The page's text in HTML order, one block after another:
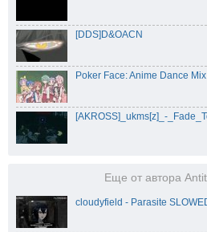
[DDS]D&OACN
Poker Face: Anime Dance Mix
[AKROSS]_ukms[z]_-
Еще от автора
cloudyfield - Parasite